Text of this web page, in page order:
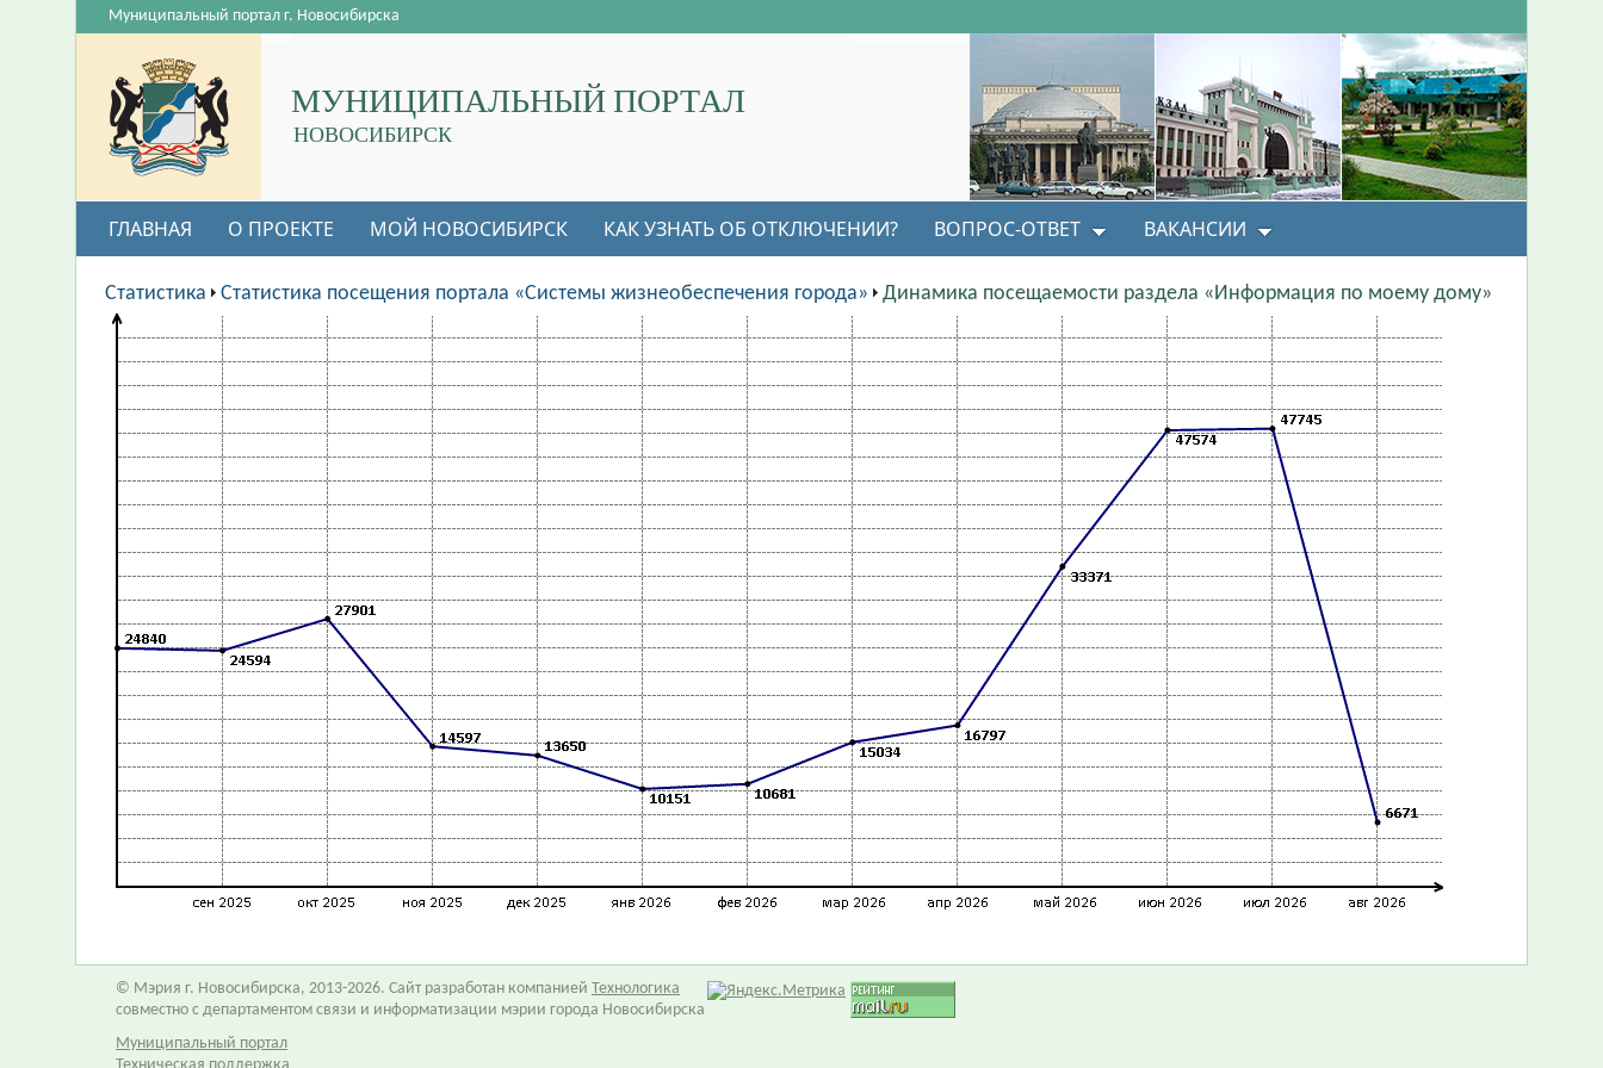
МУНИЦИПАЛЬНЫЙ ПОРТАЛ
НОВОСИБИРСК
Муниципальный портал г. Новосибирска
ГЛАВНАЯ О ПРОЕКТЕ МОЙ НОВОСИБИРСК КАК УЗНАТЬ ОБ ОТКЛЮЧЕНИИ? ВОПРОС-ОТВЕТ ВАКАНСИИ
Статистика Статистика посещения портала «Системы жизнеобеспечения города» Динамика посещаемости раздела «Информация по моему дому»
© Мэрия г. Новосибирска, 2013-2026. Сайт разработан компанией Технологика
совместно с департаментом связи и информатизации мэрии города Новосибирска
Муниципальный портал